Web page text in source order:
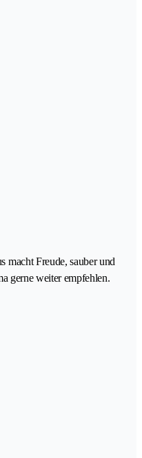
macht Freude, sauber und
gerne weiter empfehlen.